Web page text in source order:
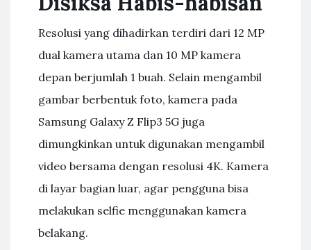
Resolusi yang dihadirkan terdiri dari 12 MP
dual kamera utama dan 10 MP kamera
depan berjumlah 1 buah. Selain mengambil
gambar berbentuk foto, kamera pada
Samsung Galaxy Z Flip3 5G juga
dimungkinkan untuk digunakan mengambil
video bersama dengan resolusi 4K. Kamera
di layar bagian luar, agar pengguna bisa
melakukan selfie menggunakan kamera
belakang.